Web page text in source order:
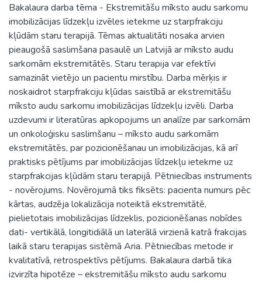
Bakalaura darba tēma - Ekstremitāšu mīksto audu sarkomu
imobilizācijas līdzekļu izvēles ietekme uz starpfrakciju
kļūdām staru terapijā. Tēmas aktualitāti nosaka arvien
pieaugošā saslimšana pasaulē un Latvijā ar mīksto audu
sarkomām ekstremitātēs. Staru terapija var efektīvi
samazināt vietējo un pacientu mirstību. Darba mērķis ir
noskaidrot starpfrakciju kļūdas saistībā ar ekstremitāšu
mīksto audu sarkomu imobilizācijas līdzekļu izvēli. Darba
uzdevumi ir literatūras apkopojums un analīze par sarkomām
un onkoloģisku saslimšanu – mīksto audu sarkomām
ekstremitātēs, par pozicionēšanau un imobilizācijas, kā arī
praktisks pētījums par imobilizācijas līdzekļu ietekme uz
starpfrakcijas kļūdām staru terapijā. Pētniecības instruments
- novērojums. Novērojumā tiks fiksēts: pacienta numurs pēc
kārtas, audzēja lokalizācija noteiktā ekstremitātē,
pielietotais imobilizācijas līdzeklis, pozicionēšanas nobīdes
dati- vertikālā, longitidiālā un laterālā virzienā katrā frakcijas
laikā staru terapijas sistēmā Aria. Pētniecības metode ir
kvalitatīvā, retrospektīvs pētījums. Bakalaura darbā tika
izvirzīta hipotēze – ekstremitāšu mīksto audu sarkomu